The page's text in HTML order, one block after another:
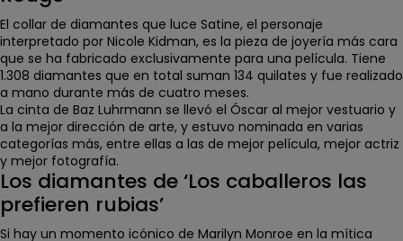
El collar de diamantes que luce Satine, el personaje
interpretado por Nicole Kidman, es la pieza de joyería más cara
que se ha fabricado exclusivamente para una película. Tiene
1.308 diamantes que en total suman 134 quilates y fue realizado
a mano durante más de cuatro meses.
La cinta de Baz Luhrmann se llevó el Óscar al mejor vestuario y
a la mejor dirección de arte, y estuvo nominada en varias
categorías más, entre ellas a las de mejor película, mejor actriz
y mejor fotografía.
Los diamantes de ‘Los caballeros las
prefieren rubias’
Si hay un momento icónico de Marilyn Monroe en la mítica